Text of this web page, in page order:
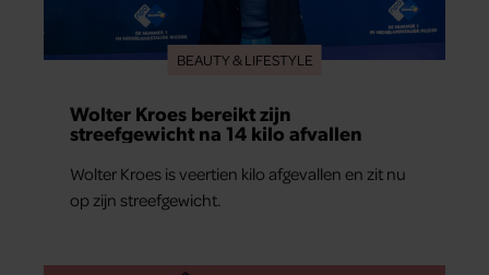
BEAUTY & LIFESTYLE
Wolter Kroes bereikt zijn
streefgewicht na 14 kilo afvallen
Wolter Kroes is veertien kilo afgevallen en zit nu
op zijn streefgewicht.